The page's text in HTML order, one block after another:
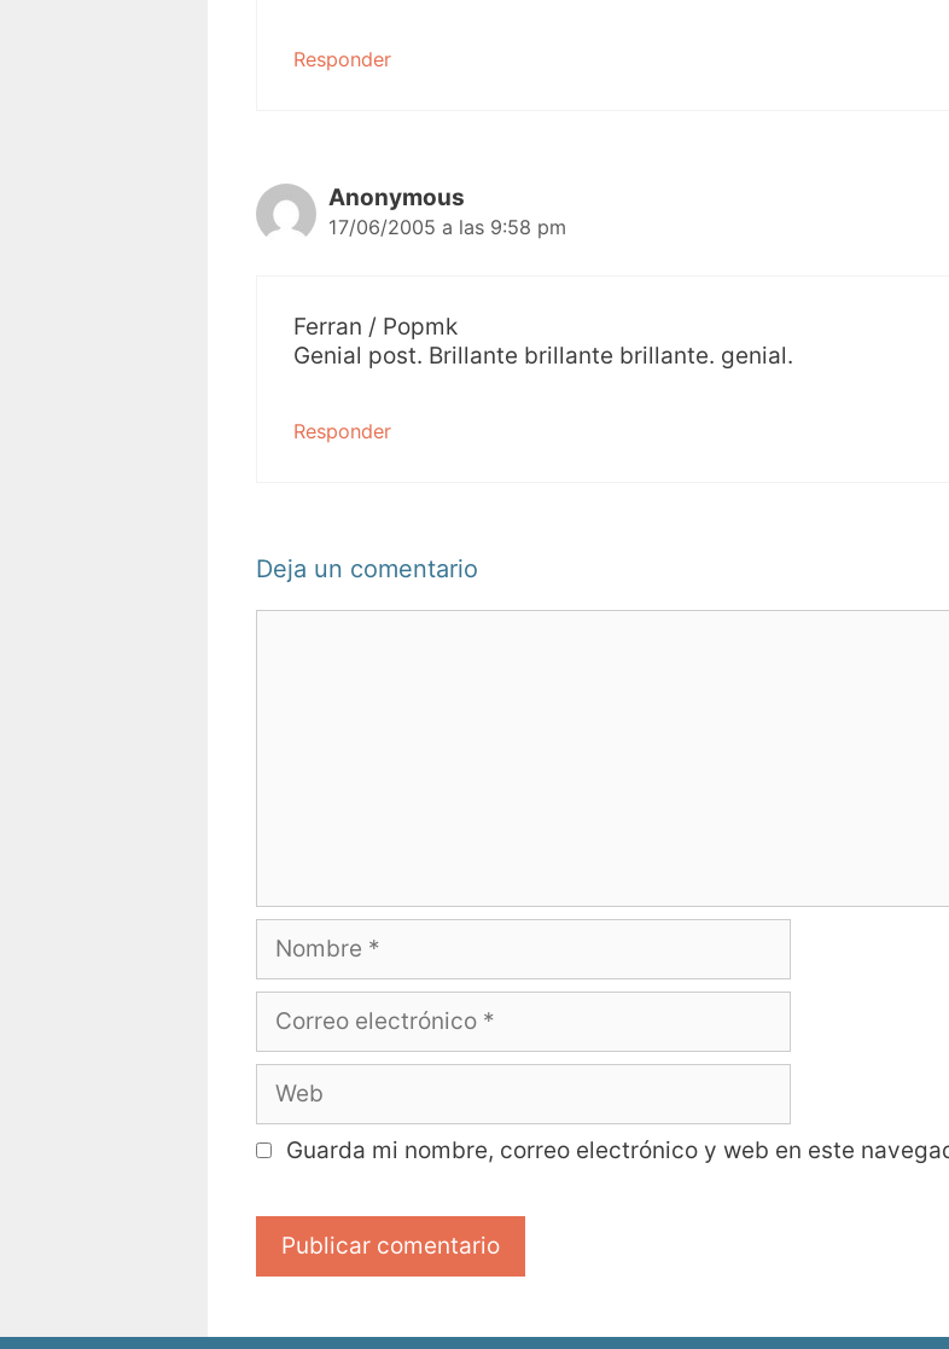
Responder
Anonymous
17/06/2005 a las 9:58 pm
Ferran / Popmk
Genial post. Brillante brillante brillante. genial.
Responder
Deja un comentario
Guarda mi nombre, correo electrónico y web en este